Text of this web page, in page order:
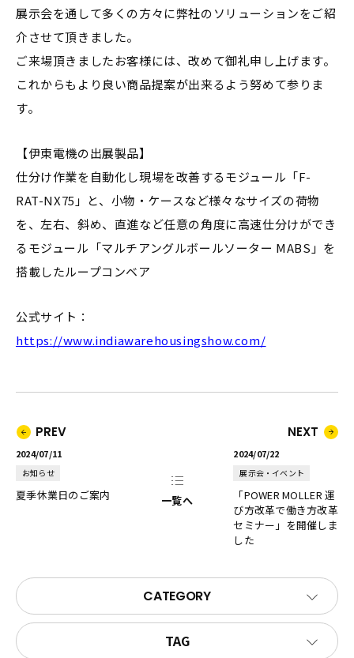
展示会を通して多くの方々に弊社のソリューションをご紹
介させて頂きました。
ご来場頂きましたお客様には、改めて御礼申し上げます。
これからもより良い商品提案が出来るよう努めて参りま
す。
【伊東電機の出展製品】
仕分け作業を自動化し現場を改善するモジュール「F-
RAT-NX75」と、小物・ケースなど様々なサイズの荷物
を、左右、斜め、直進など任意の角度に高速仕分けができ
るモジュール「マルチアングルボールソーター MABS」を
搭載したループコンベア
公式サイト：
https://www.indiawarehousingshow.com/
PREV
2024/07/11
お知らせ
夏季休業日のご案内
NEXT
2024/07/22
展示会・イベント
「POWER MOLLER 運
び方改革で働き方改革
セミナー」を開催しま
した
一覧へ
CATEGORY
TAG